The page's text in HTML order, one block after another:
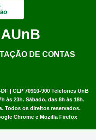
| CEP 70910-900 Telefones UnB
às 23h. Sábado, das 8h às 18h.
. Todos os direitos reservados.
Chrome e Mozilla Firefox
UnB
DE CONTAS